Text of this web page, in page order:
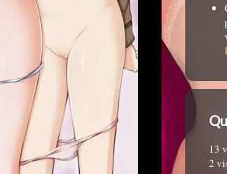
13
2